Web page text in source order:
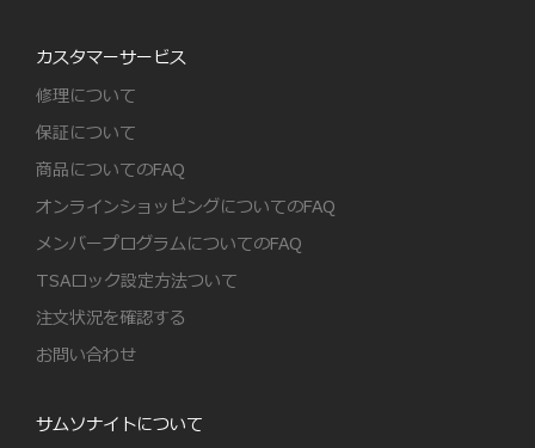
カスタマーサービス
修理について
保証について
商品についてのFAQ
オンラインショッピングについてのFAQ
メンバープログラムについてのFAQ
TSAロック設定方法ついて
注文状況を確認する
お問い合わせ
サムソナイトについて